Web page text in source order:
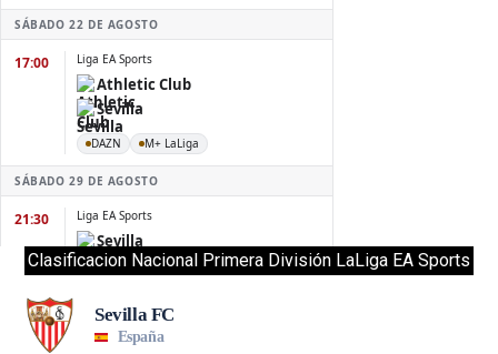
Clasificacion Nacional Primera División LaLiga EA Sports